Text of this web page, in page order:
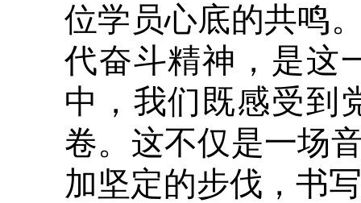
位学员心底的共鸣
代奋斗精神，是这
中，我们既感受到
卷。这不仅是一场
加坚定的步伐，书